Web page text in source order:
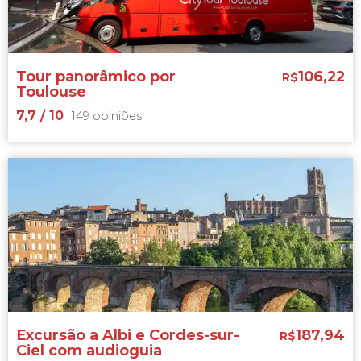
tour por Toulouse
Uma rota
imperdível!
Tour panorâmico por
Toulouse
7,7 / 10 149 opiniões
R$106,22


149 opiniões
principais monumentos da cidade rosa
tour panorâmico por Toulouse
Inclui
audioguia!
Excursão a Albi e Cordes-sur-
Ciel com audioguia
R$187,94